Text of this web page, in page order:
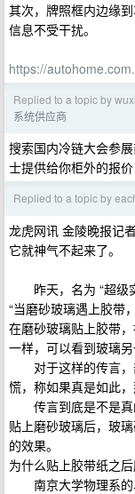
其次，牌照框内边缘
信息不受干扰。
https://
Replied to a topic by
系统供应商
搜索国内冷链大会参
士提供给你柜外的报价
Replied to a topic by
龙虎网讯 金陵晚报记
它就神气不起来了。
昨天，名为 “超级实
“当磨砂玻璃遇上胶带
在磨砂玻璃贴上胶带
一样，可以看到玻璃另
对于这样的传言，
慌，称如果真是如此
传言到底是不是真
贴上磨砂玻璃后，玻
的效果。
为什么贴上胶带纸之
南京大学物理系的